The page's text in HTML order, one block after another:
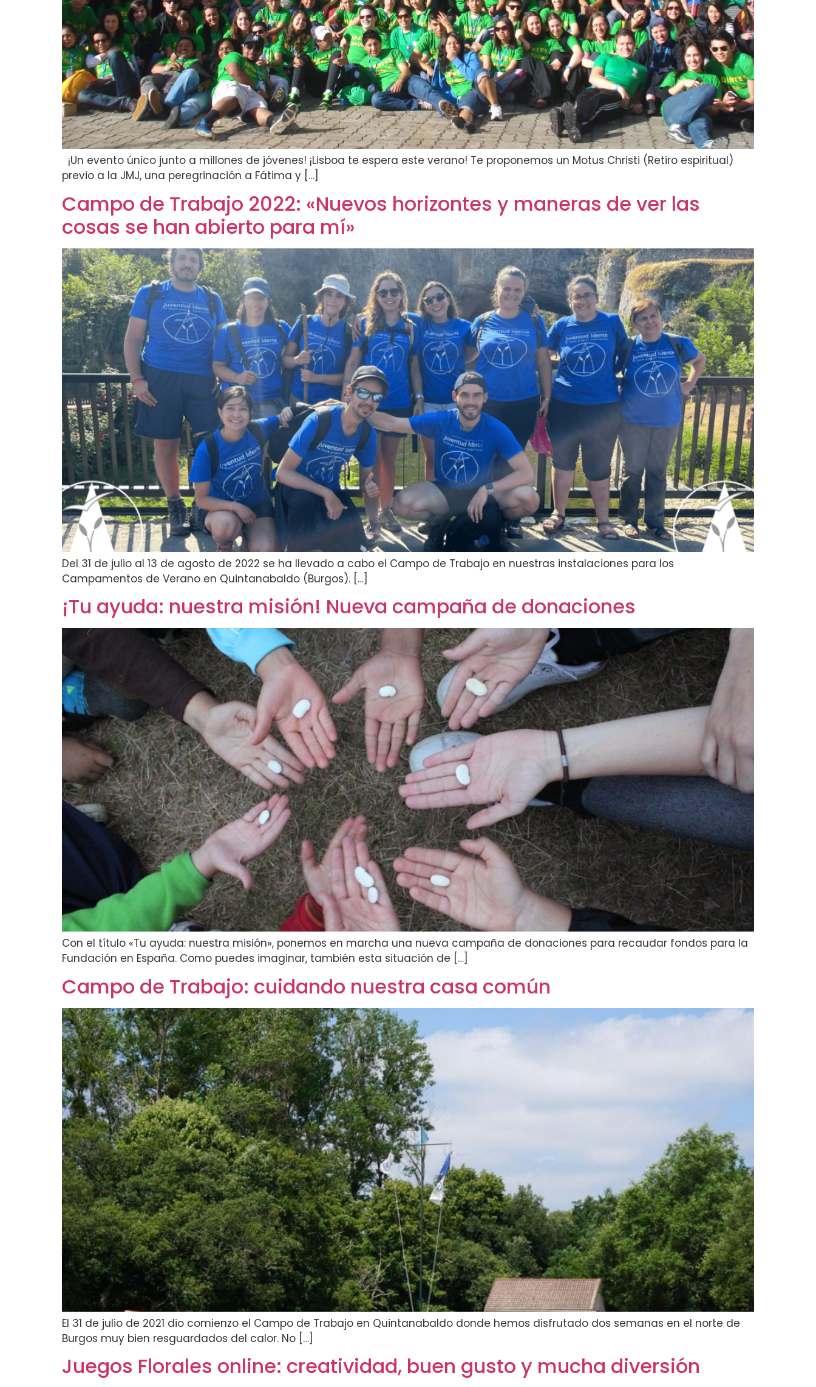
¡Un evento único junto a millones de jóvenes! ¡Lisboa te espera este verano! Te proponemos un Motus Christi (Retiro espiritual)
previo a la JMJ, una peregrinación a Fátima y […]
Campo de Trabajo 2022: «Nuevos horizontes y maneras de ver las
cosas se han abierto para mí»
Del 31 de julio al 13 de agosto de 2022 se ha llevado a cabo el Campo de Trabajo en nuestras instalaciones para los
Campamentos de Verano en Quintanabaldo (Burgos). […]
¡Tu ayuda: nuestra misión! Nueva campaña de donaciones
Con el título «Tu ayuda: nuestra misión», ponemos en marcha una nueva campaña de donaciones para recaudar fondos para la
Fundación en España. Como puedes imaginar, también esta situación de […]
Campo de Trabajo: cuidando nuestra casa común
El 31 de julio de 2021 dio comienzo el Campo de Trabajo en Quintanabaldo donde hemos disfrutado dos semanas en el norte de
Burgos muy bien resguardados del calor. No […]
Juegos Florales online: creatividad, buen gusto y mucha diversión